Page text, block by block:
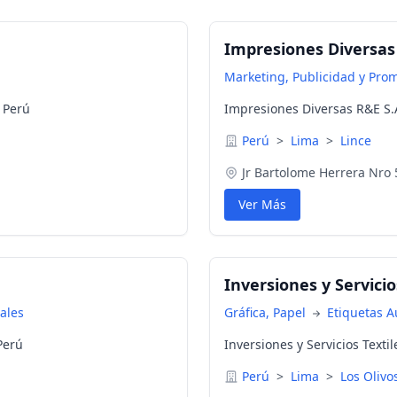
Impresiones Diversas
Marketing, Publicidad y
Impresiones Diversas R&E
Perú > Lima > Lince
Jr Bartolome Herrera Nro
Ver Más
Inversiones y
Gráfica, Papel
Etiquetas
Inversiones y Servicios
Perú > Lima > Los